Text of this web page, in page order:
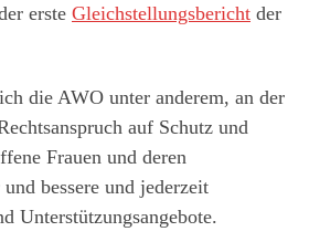
erste Gleichstellungsbericht der
die AWO unter anderem, an der
auf Schutz und
Frauen und deren
bessere und jederzeit
Unterstützungsangebote.